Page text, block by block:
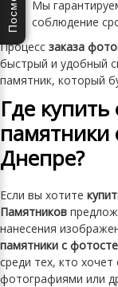
Мы
соблюдение
Процесс заказа
быстрый и удобный
памятник, который
Где
памятники
Днепре?
Если вы хотите
Памятников
нанесения
памятники с
среди тех, кто
фотографиями или